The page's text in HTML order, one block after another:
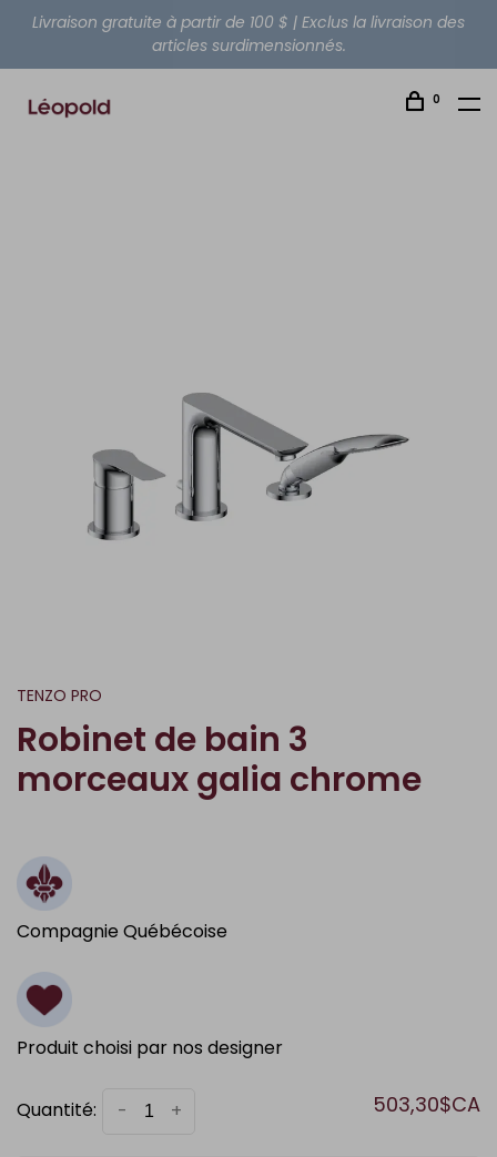
Livraison gratuite à partir de 100 $ | Exclus la livraison des
articles surdimensionnés.
0
TENZO PRO
Robinet de bain 3
morceaux galia chrome
Compagnie Québécoise
Produit choisi par nos designer
Quantité: +
- 503,30$CA